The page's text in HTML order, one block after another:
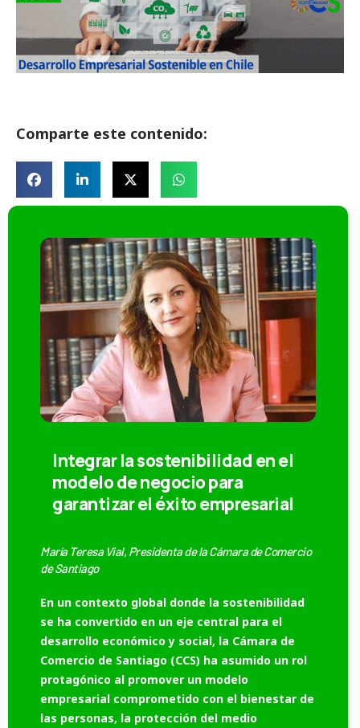
Comparte este contenido:
Integrar la sostenibilidad en el
modelo de negocio para
garantizar el éxito empresarial
María Teresa Vial, Presidenta de la Cámara de Comercio
de Santiago
En un contexto global donde la sostenibilidad
se ha convertido en un eje central para el
desarrollo económico y social, la Cámara de
Comercio de Santiago (CCS) ha asumido un rol
protagónico al promover un modelo
empresarial comprometido con el bienestar de
las personas, la protección del medio